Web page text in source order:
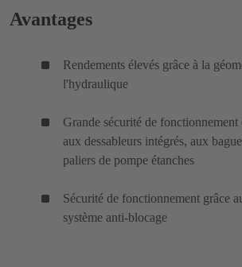
Avantages
Rendements élevés grâce à la
l'hydraulique
Grande sécurité de
aux dessableurs intégrés, aux
paliers de pompe étanches
Sécurité de fonctionnement grâce
système anti-blocage